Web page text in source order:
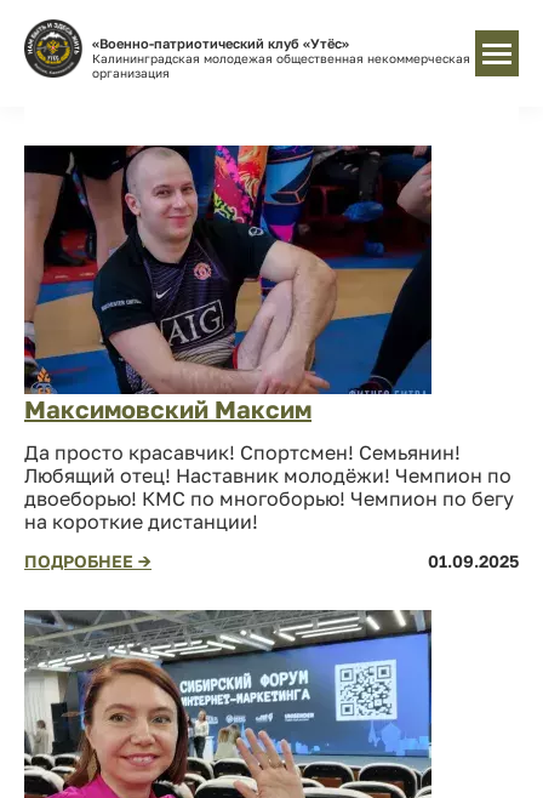
«Военно-патриотический клуб «Утёс»
Калининградская молодежая общественная некоммерческая
организация
Максимовский Максим
Да просто красавчик! Спортсмен! Семьянин!
Любящий отец! Наставник молодёжи! Чемпион по
двоеборью! КМС по многоборью! Чемпион по бегу
на короткие дистанции!
ПОДРОБНЕЕ → 01.09.2025